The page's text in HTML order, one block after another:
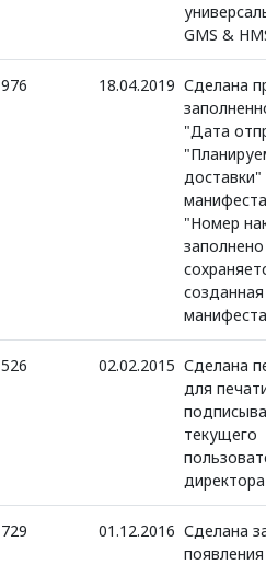
GMS &
976 18.04.2019 Сделана
"Дата
доставки"
"Номер
манифеста
526 02.02.2015 Сделана
для
текущего
директора
729 01.12.2016 Сделана